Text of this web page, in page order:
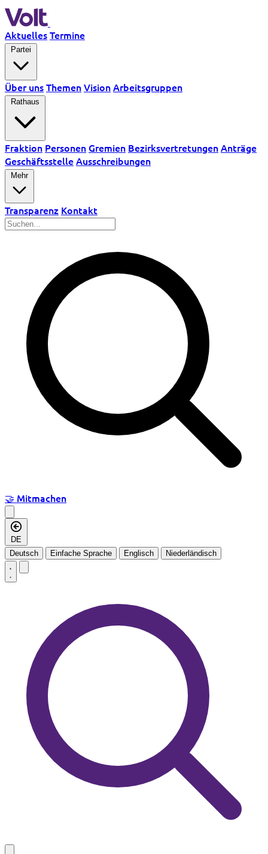
AktuellesTermine
Über unsThemenVisionArbeitsgruppen
Fraktion PersonenGremien BezirksvertretungenAnträge
GeschäftsstelleAusschreibungen
Mehr
Transparenz Kontakt
🤝 Mitmachen
DE
Deutsch
Einfache Sprache Englisch Niederländisch